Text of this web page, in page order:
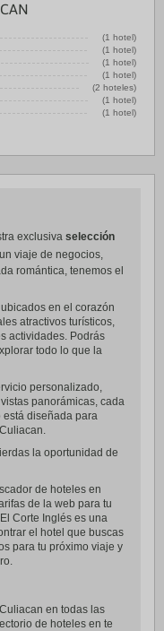
(1 hotel)
(1 hotel)
(1 hotel)
(1 hotel)
(2 hoteles)
(1 hotel)
(1 hotel)
exclusiva selección
viaje de negocios,
romántica, tenemos el
en el corazón
atractivos turísticos,
actividades. Podrás
todo lo que la
personalizado,
panorámicas, cada
diseñada para
la oportunidad de
de hoteles en
de la web para tu
Corte Inglés es una
el hotel que buscas
para tu próximo viaje y
en todas las
de hoteles en te